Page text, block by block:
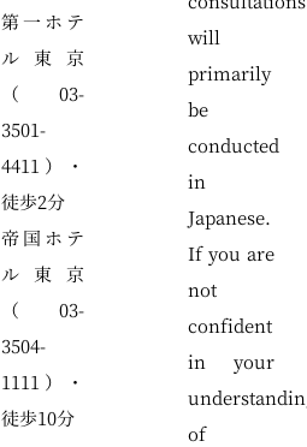
第一ホテ
ル東京
（03-
3501-
4411）・
徒歩2分
帝国ホテ
ル東京
（03-
3504-
1111）・
徒歩10分
will
primarily
be
conducted
in
Japanese.
If you are
not
confident
in your
of